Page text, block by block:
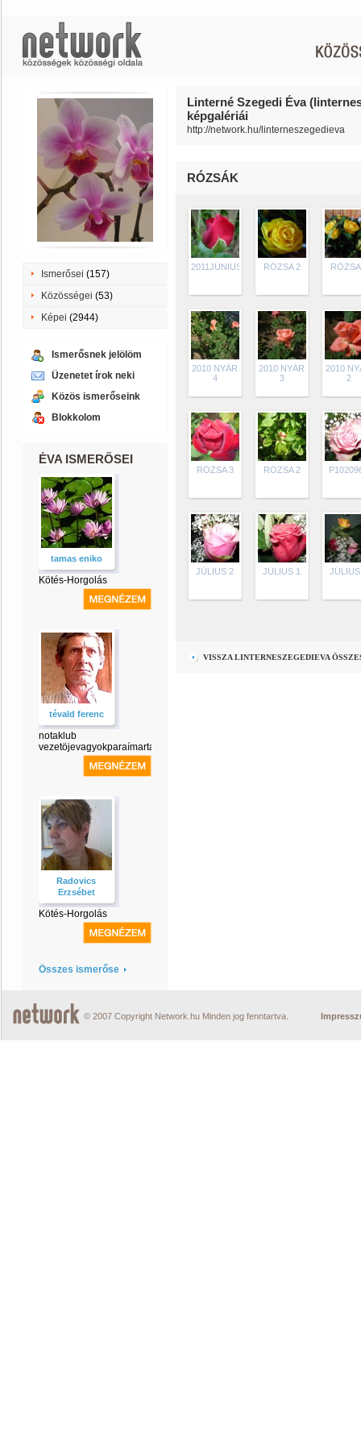
Ismerősei (157)
Közösségei (53)
Képei (2944)
Ismerősnek jelölöm
Üzenetet írok neki
Közös ismerőseink
Blokkolom
ÉVA ISMERŐSEI
tamas eniko
Kötés-Horgolás
tévald ferenc
notaklub
vezetöjevagyokparaímarta
Radovics
Erzsébet
Kötés-Horgolás
Összes ismerőse
Linterné Szegedi Éva
képgalériái
http://network.hu/linterneszegedieva
RÓZSÁK
2011JÚNIUS RÓZSA 2
2010 NYÁR
4
2010 NYÁR
3
2010
2
RÓZSA 3 RÓZSA 2
JÚLIUS 2 JÚLIUS 1
VISSZA LINTERNESZEGEDIEVA
© 2007 Copyright Network.hu Minden jog fenntartva.